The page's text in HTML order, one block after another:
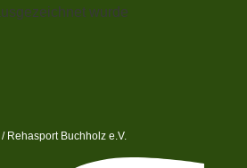
Rehasport Buchholz e.V.